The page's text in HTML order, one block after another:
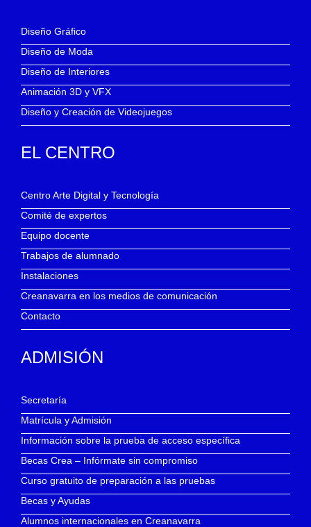
Diseño Gráfico
Diseño de Moda
Diseño de Interiores
Animación 3D y VFX
Diseño y Creación de Videojuegos
EL CENTRO
Centro Arte Digital y Tecnología
Comité de expertos
Equipo docente
Trabajos de alumnado
Instalaciones
Creanavarra en los medios de comunicación
Contacto
ADMISIÓN
Secretaría
Matrícula y Admisión
Información sobre la prueba de acceso específica
Becas Crea – Infórmate sin compromiso
Curso gratuito de preparación a las pruebas
Becas y Ayudas
Alumnos internacionales en Creanavarra